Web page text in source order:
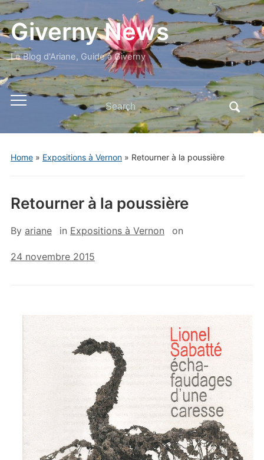
Giverny News
Le Blog d'Ariane, Guide à Giverny
Toggle
menu
Search
for:
Home» Expositions à Vernon» Retourner à la poussière
Retourner à la poussière
By ariane in Expositions à Vernon on
24 novembre 2015